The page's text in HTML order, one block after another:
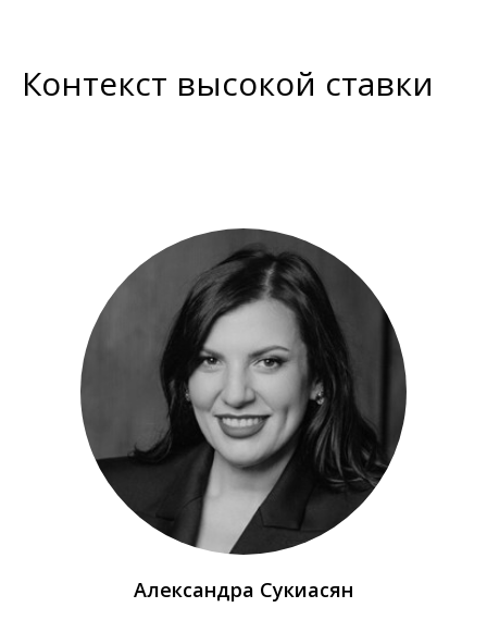
Контекст высокой ставки
Александра Сукиасян